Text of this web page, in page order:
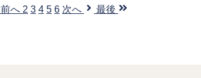
前へ 2 3 4 5 6 次へ 最後